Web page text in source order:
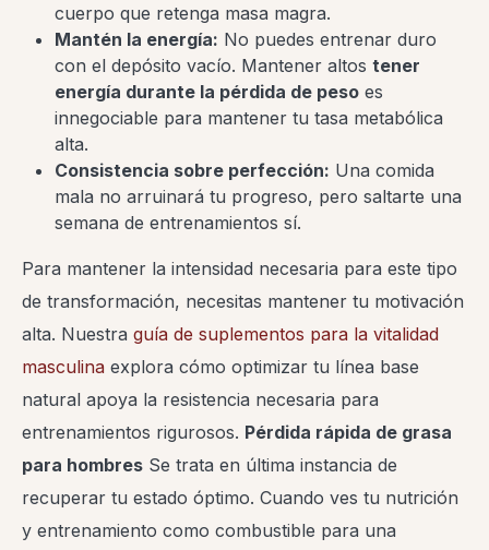
cuerpo que retenga masa magra.
Mantén la energía: No puedes entrenar duro
con el depósito vacío. Mantener altos tener
energía durante la pérdida de pesoes
innegociable para mantener tu tasa metabólica
alta.
Consistencia sobre perfección: Una comida
mala no arruinará tu progreso, pero saltarte una
semana de entrenamientos sí.
Para mantener la intensidad necesaria para este tipo
de transformación, necesitas mantener tu motivación
alta. Nuestra guía de suplementos para la vitalidad
masculina explora cómo optimizar tu línea base
natural apoya la resistencia necesaria para
entrenamientos rigurosos. Pérdida rápida de grasa
para hombres Se trata en última instancia de
recuperar tu estado óptimo. Cuando ves tu nutrición
y entrenamiento como combustible para una